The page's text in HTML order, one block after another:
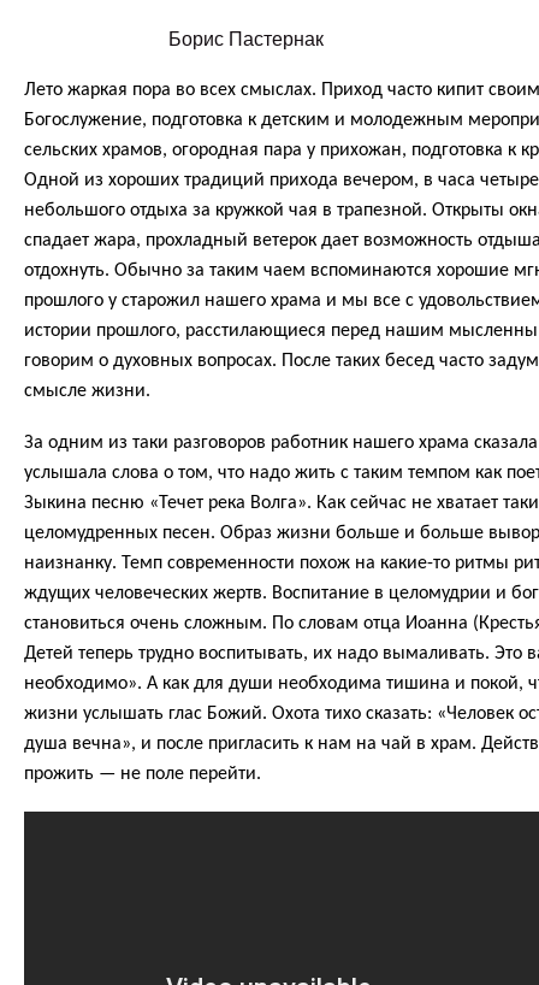
Борис Пастернак
Лето жаркая пора во всех смыслах. Приход часто кипит
Богослужение, подготовка к детским и молодежным
сельских храмов, огородная пара у прихожан, подготовка к
Одной из хороших традиций прихода вечером, в часа
небольшого отдыха за кружкой чая в трапезной. Открыты
спадает жара, прохладный ветерок дает возможность
отдохнуть. Обычно за таким чаем вспоминаются хорошие
прошлого у старожил нашего храма и мы все с
истории прошлого, расстилающиеся перед нашим
говорим о духовных вопросах. После таких бесед часто
смысле жизни.
За одним из таки разговоров работник нашего храма
услышала слова о том, что надо жить с таким темпом как
Зыкина песню «Течет река Волга». Как сейчас не хватает
целомудренных песен. Образ жизни больше и больше
наизнанку. Темп современности похож на какие-то ритмы
ждущих человеческих жертв. Воспитание в целомудрии и
становиться очень сложным. По словам отца Иоанна
Детей теперь трудно воспитывать, их надо вымаливать. Это
необходимо». А как для души необходима тишина и покой,
жизни услышать глас Божий. Охота тихо сказать: «Человек
душа вечна», и после пригласить к нам на чай в храм.
прожить — не поле перейти.